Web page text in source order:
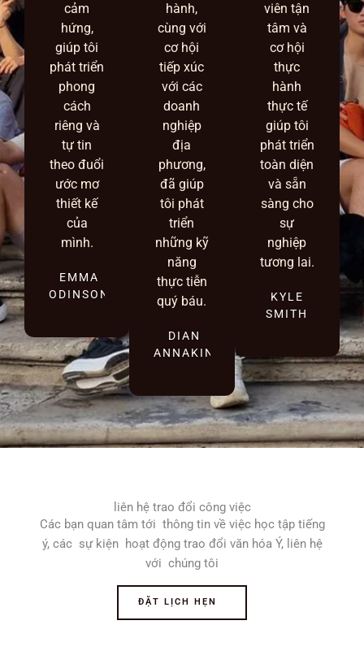
cảm
hứng,
giúp tôi
phát triển
phong
cách
riêng và
tự tin
theo đuổi
ước mơ
thiết kế
của
mình.
EMMA
ODINSON
hành,
cùng với
cơ hội
tiếp xúc
với các
doanh
nghiệp
địa
phương,
đã giúp
tôi phát
triển
những kỹ
năng
thực tiễn
quý báu.
DIAN
ANNAKIN
viên tận
tâm và
cơ hội
thực
hành
thực tế
giúp tôi
phát triển
toàn diện
và sẵn
sàng cho
sự
nghiệp
tương lai.
KYLE
SMITH
liên hệ trao đổi công việc
Các bạn quan tâm tới thông tin về việc học tập tiếng
ý, các sự kiện hoạt động trao đổi văn hóa Ý, liên hệ
với chúng tôi
ĐẶT LỊCH HẸN